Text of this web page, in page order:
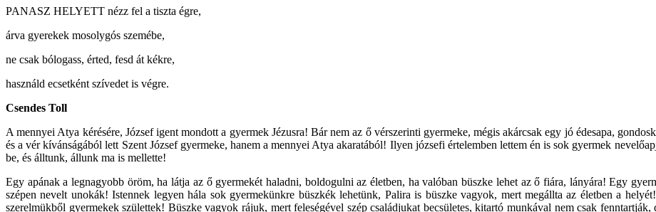
PANASZ HELYETT nézz fel a tiszta égre,
árva gyerekek mosolygós szemébe,
ne csak bólogass, érted, fesd át kékre,
használd ecsetként szívedet is végre.
Csendes Toll
A mennyei Atya kérésére, József igent mondott a gyermek Jézusra! Bár nem az ő vérszerinti gyermeke, mégis akárcsak egy jó édesapa,
és a vér kívánságából lett Szent József gyermeke, hanem a mennyei Atya akaratából! Ilyen józsefi értelemben lettem én is sok gyermek
be, és álltunk, állunk ma is mellette!
Egy apának a legnagyobb öröm, ha látja az ő gyermekét haladni, boldogulni az életben, ha valóban büszke lehet az ő fiára, lányára! Egy
szépen nevelt unokák! Istennek legyen hála sok gyermekünkre büszkék lehetünk, Palira is büszke vagyok, mert megállta az életben a
szerelmükből gyermekek születtek! Büszke vagyok rájuk, mert feleségével szép családjukat becsületes, kitartó munkával nem csak